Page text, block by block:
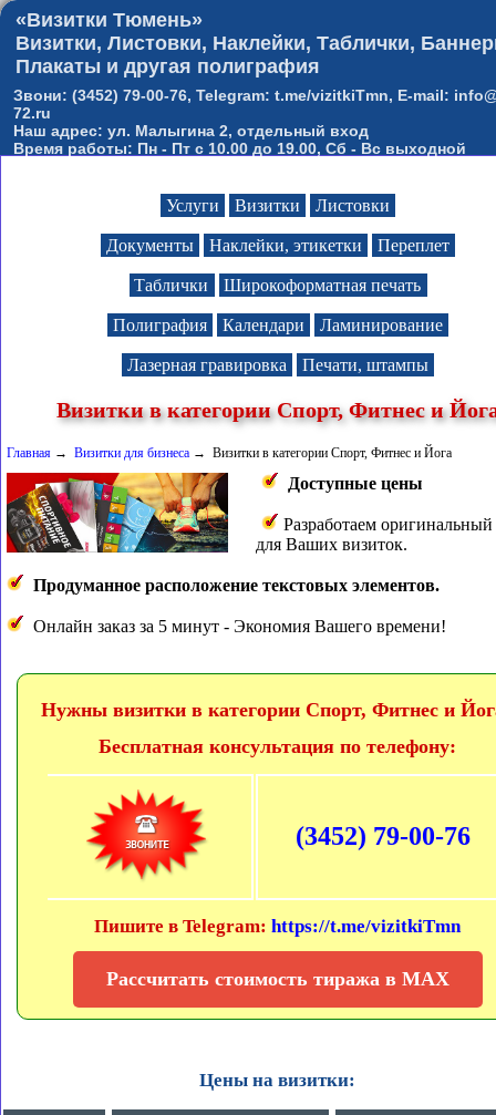
«Визитки Тюмень»
Визитки, Листовки, Наклейки, Таблички,
Плакаты и другая полиграфия
Звони: (3452) 79-00-76, Telegram: t.me/vizitkiTmn, E-mail:
72.ru
Наш адрес: ул. Малыгина 2, отдельный вход
Время работы: Пн - Пт с 10.00 до 19.00, Сб - Вс выходной
Услуги Визитки Листовки
Документы Наклейки, этикетки Переплет
Таблички Широкоформатная печать
Полиграфия Календари Ламинирование
Лазерная гравировка Печати, штампы
Визитки в категории Спорт, Фитнес и
Главная → Визитки для бизнеса → Визитки в категории Спорт, Фитнес и Йога
Доступные цены
Разработаем
для Ваших визиток.
Продуманное расположение текстовых элементов.
Онлайн заказ за 5 минут - Экономия Вашего времени!
Нужны визитки в категории Спорт, Фитнес и
Бесплатная консультация по телефону:
(3452) 79-00-76
Пишите в Telegram:https://t.me/vizitkiTmn
Рассчитать стоимость тиража в MAX
Цены на визитки: